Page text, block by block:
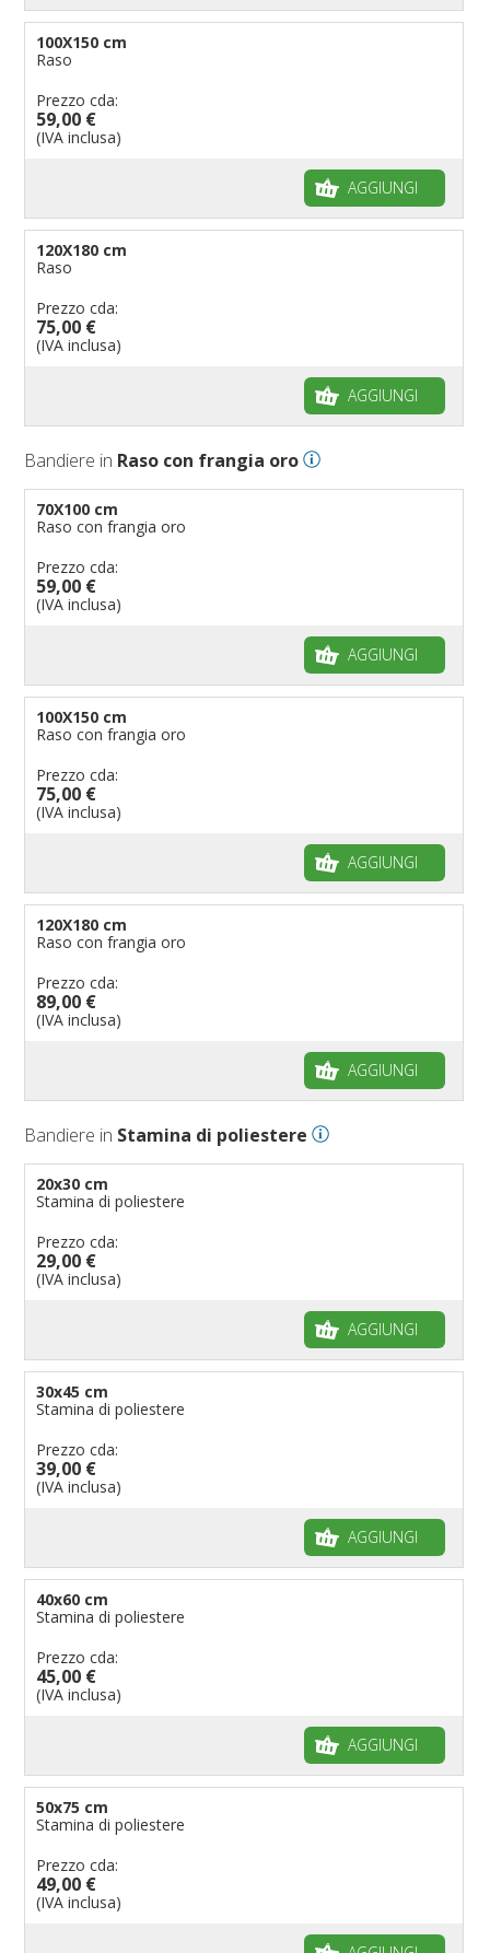
100X150 cm
Raso
Prezzo cda:
59,00 €
(IVA inclusa)
AGGIUNGI
120X180 cm
Raso
Prezzo cda:
75,00 €
(IVA inclusa)
AGGIUNGI
Bandiere in Raso con frangia oro
70X100 cm
Raso con frangia oro
Prezzo cda:
59,00 €
(IVA inclusa)
AGGIUNGI
100X150 cm
Raso con frangia oro
Prezzo cda:
75,00 €
(IVA inclusa)
AGGIUNGI
120X180 cm
Raso con frangia oro
Prezzo cda:
89,00 €
(IVA inclusa)
AGGIUNGI
Bandiere in Stamina di poliestere
20x30 cm
Stamina di poliestere
Prezzo cda:
29,00 €
(IVA inclusa)
AGGIUNGI
30x45 cm
Stamina di poliestere
Prezzo cda:
39,00 €
(IVA inclusa)
AGGIUNGI
40x60 cm
Stamina di poliestere
Prezzo cda:
45,00 €
(IVA inclusa)
AGGIUNGI
50x75 cm
Stamina di poliestere
Prezzo cda:
49,00 €
(IVA inclusa)